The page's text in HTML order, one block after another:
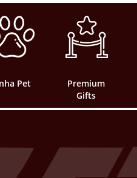
Pet
Premium
Gifts